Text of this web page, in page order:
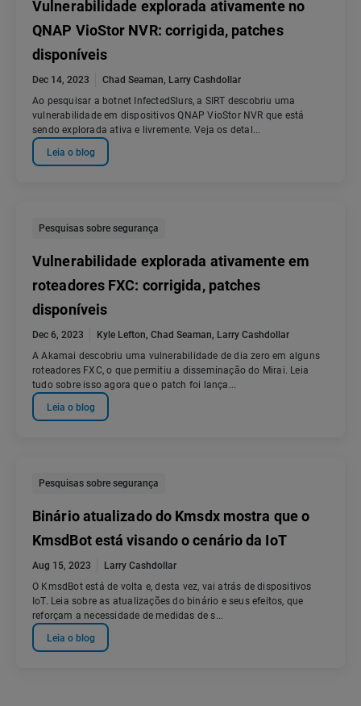
Vulnerabilidade explorada ativamente no
QNAP VioStor NVR: corrigida, patches
disponíveis
Dec 14, 2023 Chad Seaman, Larry Cashdollar
Ao pesquisar a botnet InfectedSlurs, a SIRT descobriu uma
vulnerabilidade em dispositivos QNAP VioStor NVR que está
sendo explorada ativa e livremente. Veja os detal...
Leia o blog
Pesquisas sobre segurança
Vulnerabilidade explorada ativamente em
roteadores FXC: corrigida, patches
disponíveis
Dec 6, 2023 Kyle Lefton, Chad Seaman, Larry Cashdollar
A Akamai descobriu uma vulnerabilidade de dia zero em alguns
roteadores FXC, o que permitiu a disseminação do Mirai. Leia
tudo sobre isso agora que o patch foi lança...
Leia o blog
Pesquisas sobre segurança
Binário atualizado do Kmsdx mostra que o
KmsdBot está visando o cenário da IoT
Aug 15, 2023
Larry Cashdollar
O KmsdBot está de volta e, desta vez, vai atrás de dispositivos
IoT. Leia sobre as atualizações do binário e seus efeitos, que
reforçam a necessidade de medidas de s...
Leia o blog